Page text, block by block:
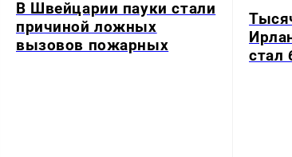
В Швейцарии пауки стали
причиной ложных
вызовов пожарных
стал